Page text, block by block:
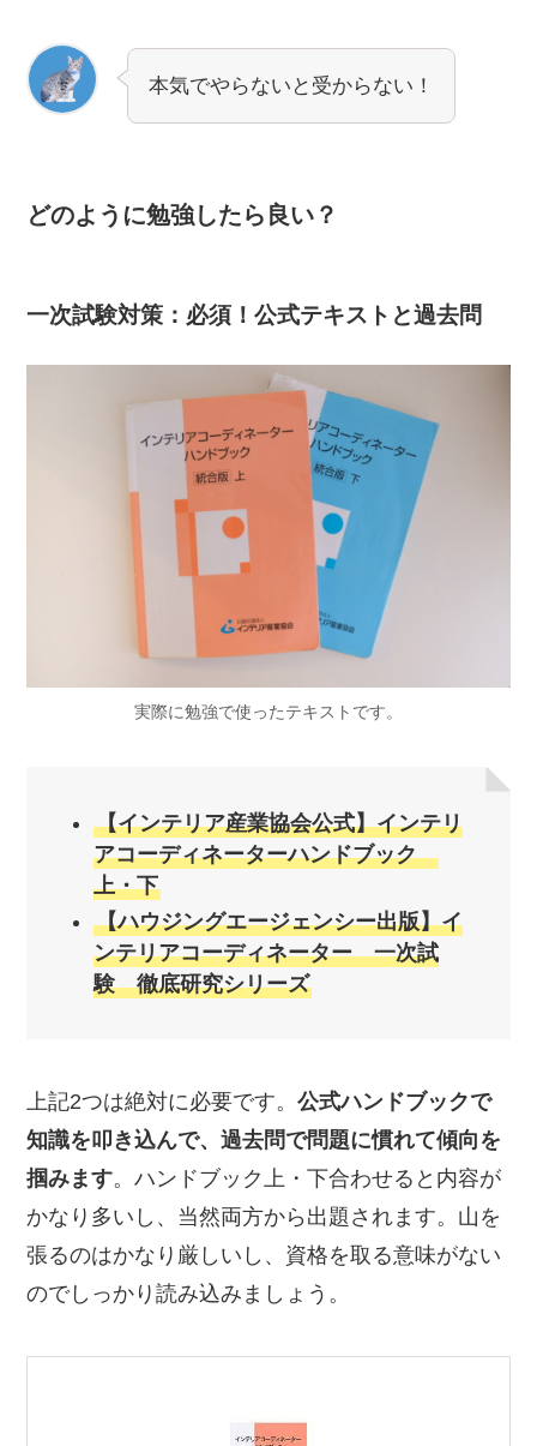
本気でやらないと受からない！
どのように勉強したら良い？
一次試験対策：必須！公式テキストと過去問
実際に勉強で使ったテキストです。
【インテリア産業協会公式】インテリ
アコーディネーターハンドブック
上・下
【ハウジングエージェンシー出版】イ
ンテリアコーディネーター 一次試
験 徹底研究シリーズ
上記2つは絶対に必要です。公式ハンドブックで
知識を叩き込んで、過去問で問題に慣れて傾向を
掴みます。ハンドブック上・下合わせると内容が
かなり多いし、当然両方から出題されます。山を
張るのはかなり厳しいし、資格を取る意味がない
のでしっかり読み込みましょう。